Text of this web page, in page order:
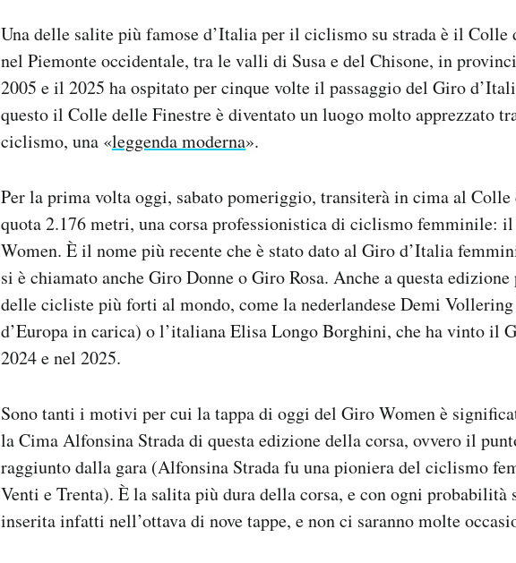
Una delle salite più famose d’Italia per il ciclismo su strada è il Colle
nel Piemonte occidentale, tra le valli di Susa e del Chisone, in
2005 e il 2025 ha ospitato per cinque volte il passaggio del Giro
questo il Colle delle Finestre è diventato un luogo molto apprezzato
ciclismo, una «leggenda moderna».
Per la prima volta oggi, sabato pomeriggio, transiterà in cima al Colle
quota 2.176 metri, una corsa professionistica di ciclismo femminile:
Women. È il nome più recente che è stato dato al Giro d’Italia
si è chiamato anche Giro Donne o Giro Rosa. Anche a questa
delle cicliste più forti al mondo, come la nederlandese Demi Vollering
d’Europa in carica) o l’italiana Elisa Longo Borghini, che ha vinto il
2024 e nel 2025.
Sono tanti i motivi per cui la tappa di oggi del Giro Women è
la Cima Alfonsina Strada di questa edizione della corsa, ovvero il
raggiunto dalla gara (Alfonsina Strada fu una pioniera del ciclismo
Venti e Trenta). È la salita più dura della corsa, e con ogni probabilità
inserita infatti nell’ottava di nove tappe, e non ci saranno molte